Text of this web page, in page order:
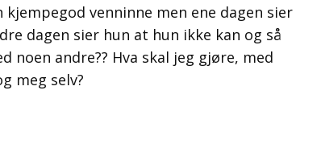
venninne men ene dagen sier
dagen sier hun at hun ikke kan og så
noen andre?? Hva skal jeg gjøre, med
meg selv?